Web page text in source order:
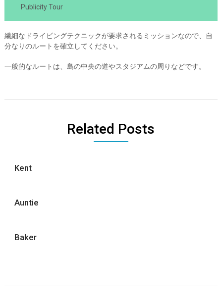
Publicity Tour
繊細なドライビングテクニックが要求されるミッションなので、自
分なりのルートを確立してください。
一般的なルートは、島の中央の道やスタジアムの周りなどです。
Related Posts
Kent
Auntie
Baker